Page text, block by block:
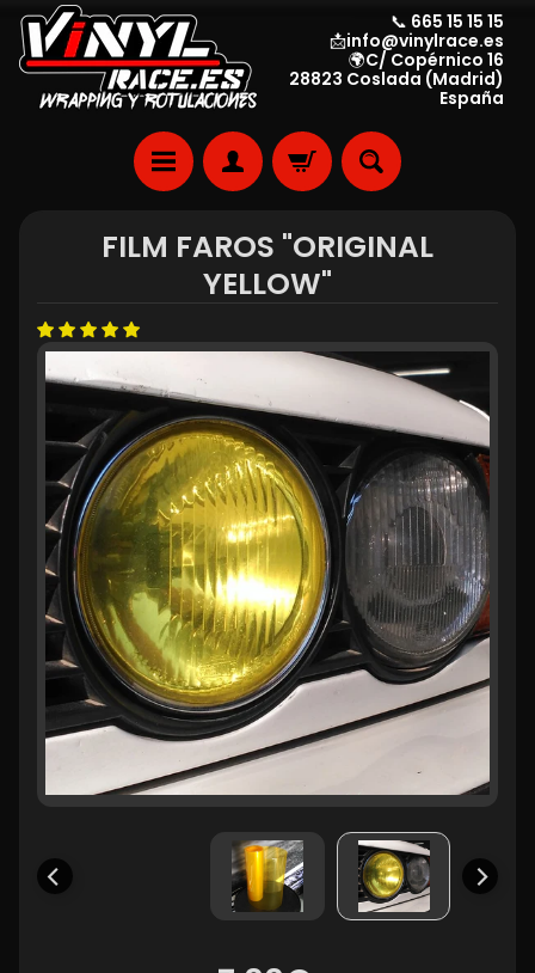
📞 665 15 15 15
📩info@vinylrace.es
🌍C/ Copérnico 16
28823 Coslada (Madrid)
España
FILM FAROS "ORIGINAL
YELLOW"